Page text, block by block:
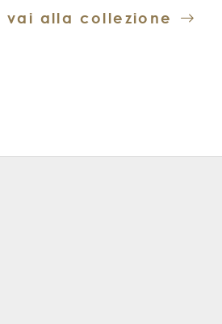
vai alla collezione